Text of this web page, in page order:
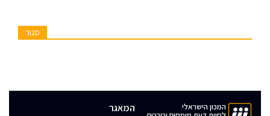
סגור
המכון הישראלי
המאגר